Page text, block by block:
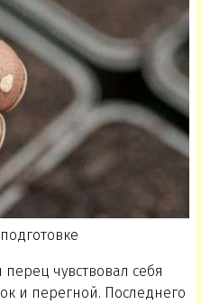
перец чувствовал себя
и перегной. Последнего